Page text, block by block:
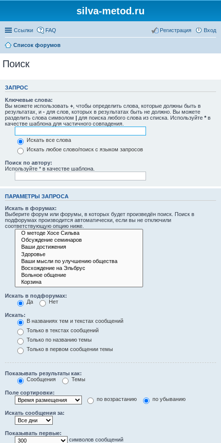
silva-metod.ru
Ссылки FAQ Вход
Регистрация
Список форумов
Поиск
ЗАПРОС
Ключевые слова:
Вы можете использовать + , чтобы определить слова, которые должны быть в
результатах, и - для слов, которых в результатах быть не должно. Вы можете
разделить слова символом | для поиска любого слова из списка. Используйте * в
качестве шаблона для частичного совпадения.
Искать все слова
Искать любое слово/поиск с языком запросов
Поиск по автору:
Используйте * в качестве шаблона.
ПАРАМЕТРЫ ЗАПРОСА
Искать в форумах:
Выберите форум или форумы, в которых будет произведён поиск. Поиск в
подфорумах производится автоматически, если вы не отключили
соответствующую опцию ниже.
Искать в подфорумах:
Да
Нет
Искать:
В названиях тем и текстах сообщений
Только в текстах сообщений
Только по названию темы
Только в первом сообщении темы
Показывать результаты как:
Сообщения
Темы
Поле сортировки:
по возрастанию
по убыванию
Искать сообщения за:
Показывать первые:
символов сообщений